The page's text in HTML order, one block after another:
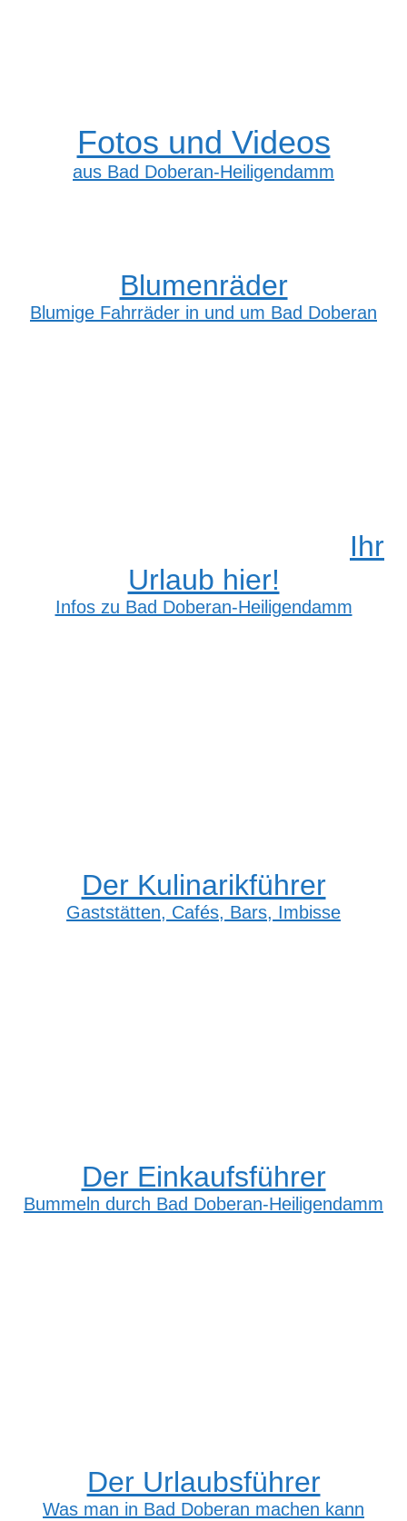
Fotos und Videos
aus Bad Doberan-Heiligendamm
Blumenräder
Blumige Fahrräder in und um Bad Doberan
Ihr
Urlaub hier!
Infos zu Bad Doberan-Heiligendamm
Der Kulinarikführer
Gaststätten, Cafés, Bars, Imbisse
Der Einkaufsführer
Bummeln durch Bad Doberan-Heiligendamm
Der Urlaubsführer
Was man in Bad Doberan machen kann